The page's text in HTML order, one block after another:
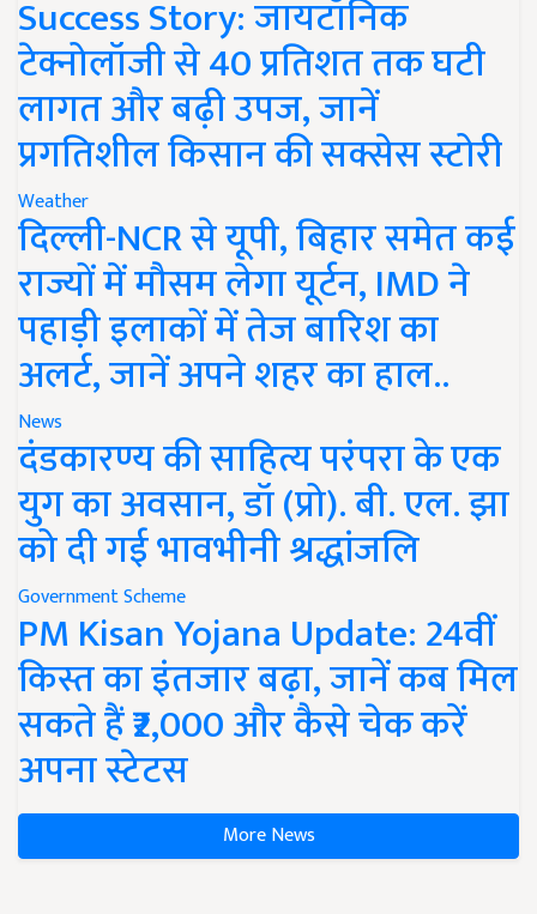
Success Story: जायटॉनिक
टेक्नोलॉजी से 40 प्रतिशत तक घटी
लागत और बढ़ी उपज, जानें
प्रगतिशील किसान की सक्सेस स्टोरी
Weather
दिल्ली-NCR से यूपी, बिहार समेत कई
राज्यों में मौसम लेगा यूर्टन, IMD ने
पहाड़ी इलाकों में तेज बारिश का
अलर्ट, जानें अपने शहर का हाल..
News
दंडकारण्य की साहित्य परंपरा के एक
युग का अवसान, डॉ (प्रो). बी. एल. झा
को दी गई भावभीनी श्रद्धांजलि
Government Scheme
PM Kisan Yojana Update: 24वीं
किस्त का इंतजार बढ़ा, जानें कब मिल
सकते हैं ₹2,000 और कैसे चेक करें
अपना स्टेटस
More News